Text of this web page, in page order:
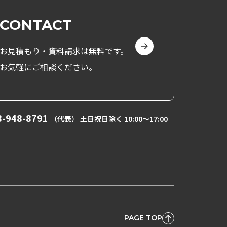
CONTACT
お見積もり・資料請求は無料です。
お気軽にご相談ください。
948-8791 （代表） 土日祝日除く 10:00〜17:00
PAGE TOP